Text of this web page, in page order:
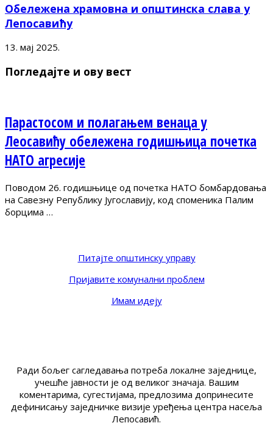
Обележена храмовна и општинска слава у
Лепосавићу
13. мај 2025.
Погледајте и ову вест
Парастосом и полагањем венаца у
Леосавићу обележена годишњица почетка
НАТО агресије
Поводом 26. годишњице од почетка НАТО бомбардовања
на Савезну Републику Југославију, код споменика Палим
борцима …
Питајте општинску управу
Пријавите комунални проблем
Имам идеју
Ради бољег сагледавања потреба локалне заједнице,
учешће јавности је од великог значаја. Вашим
коментарима, сугестијама, предлозима допринесите
дефинисању заједничке визије уређења центра насеља
Лепосавић.